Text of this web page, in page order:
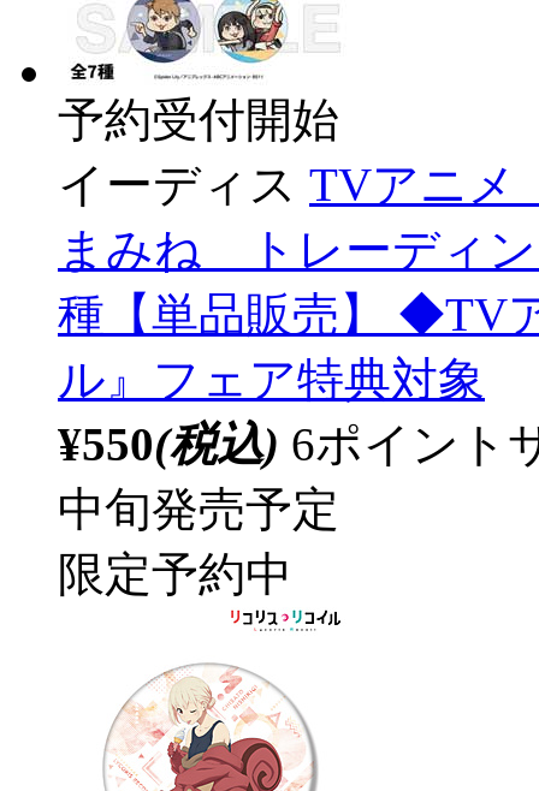
予約受付開始
イーディス TVアニメ
まみね トレーディ
種【単品販売】 ◆TV
ル』フェア特典対象
¥550(税込) 6ポイント
中旬発売予定
限定予約中